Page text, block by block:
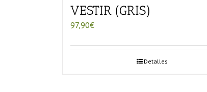
VESTIR (GRIS)
97,90€
Detalles